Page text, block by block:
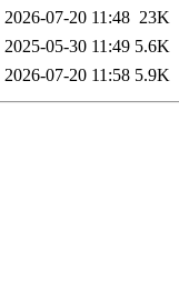
2026-07-20 11:48 23K
2025-05-30 11:49 5.6K
2026-07-20 11:58 5.9K